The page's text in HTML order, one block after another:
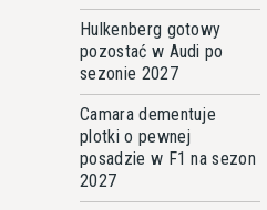
Hulkenberg gotowy
pozostać w Audi po
sezonie 2027
Camara dementuje
plotki o pewnej
posadzie w F1 na sezon
2027